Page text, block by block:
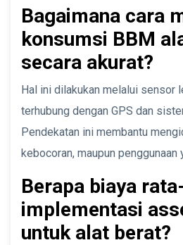
Bagaimana cara
konsumsi BBM
secara akurat?
Hal ini dilakukan melalui sensor
terhubung dengan GPS dan
Pendekatan ini membantu
kebocoran, maupun
Berapa biaya
implementasi
untuk alat berat?